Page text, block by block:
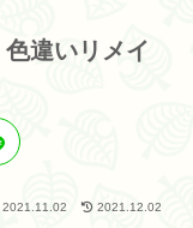
違いリメイ
2021.11.02 2021.12.02